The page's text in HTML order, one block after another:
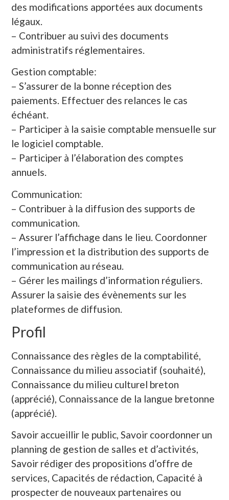
des modifications apportées aux documents
légaux.
– Contribuer au suivi des documents
administratifs réglementaires.
Gestion comptable:
– S’assurer de la bonne réception des
paiements. Effectuer des relances le cas
échéant.
– Participer à la saisie comptable mensuelle sur
le logiciel comptable.
– Participer à l’élaboration des comptes
annuels.
Communication:
– Contribuer à la diffusion des supports de
communication.
– Assurer l’affichage dans le lieu. Coordonner
l’impression et la distribution des supports de
communication au réseau.
– Gérer les mailings d’information réguliers.
Assurer la saisie des évènements sur les
plateformes de diffusion.
Profil
Connaissance des règles de la comptabilité,
Connaissance du milieu associatif (souhaité),
Connaissance du milieu culturel breton
(apprécié), Connaissance de la langue bretonne
(apprécié).
Savoir accueillir le public, Savoir coordonner un
planning de gestion de salles et d’activités,
Savoir rédiger des propositions d’offre de
services, Capacités de rédaction, Capacité à
prospecter de nouveaux partenaires ou